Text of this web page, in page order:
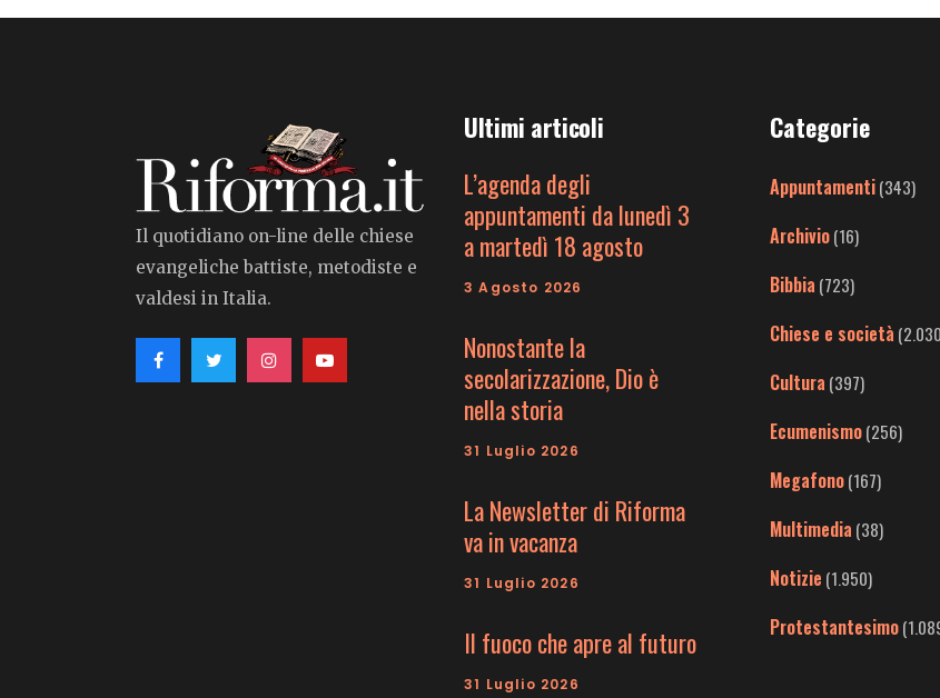
Il quotidiano on-line delle chiese
evangeliche battiste, metodiste e
valdesi in Italia.
Ultimi articoli
L’agenda degli
appuntamenti da lunedì 3
a martedì 18 agosto
3 Agosto 2026
Nonostante la
secolarizzazione, Dio è
nella storia
31 Luglio 2026
La Newsletter di Riforma
va in vacanza
31 Luglio 2026
Il fuoco che apre al futuro
31 Luglio 2026
Categorie
Appuntamenti(343)
Archivio(16)
Bibbia (723)
Chiese e società
Cultura (397)
Ecumenismo(256)
Megafono(167)
Multimedia (38)
Notizie (1.950)
Protestantesimo